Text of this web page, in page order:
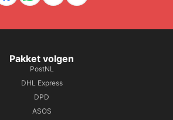
Pakket volgen
PostNL
DHL Express
DPD
ASOS